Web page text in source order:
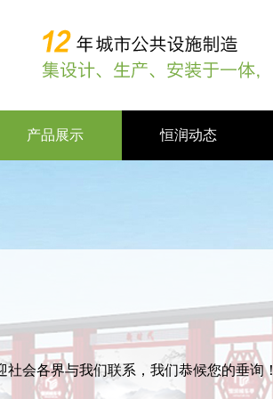
产品展示 恒润动态
会各界与我们联系，我们恭候您的垂询！